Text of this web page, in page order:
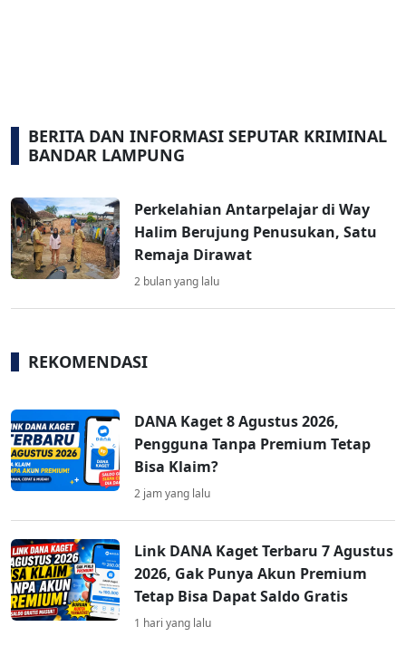
BERITA DAN INFORMASI SEPUTAR KRIMINAL
BANDAR LAMPUNG
Perkelahian Antarpelajar di Way
Halim Berujung Penusukan, Satu
Remaja Dirawat
2 bulan yang lalu
REKOMENDASI
DANA Kaget 8 Agustus 2026,
Pengguna Tanpa Premium Tetap
Bisa Klaim?
2 jam yang lalu
Link DANA Kaget Terbaru 7 Agustus
2026, Gak Punya Akun Premium
Tetap Bisa Dapat Saldo Gratis
1 hari yang lalu